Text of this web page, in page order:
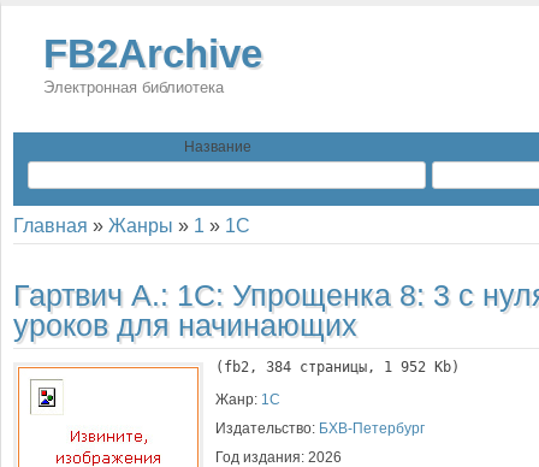
FB2Archive
Электронная библиотека
Название
Главная » Жанры » 1 » 1С
Гартвич А.: 1С: Упрощенка 8: 3 с
уроков для начинающих
( fb2, 384 страницы, 1 952 Kb)
Жанр: 1С
Издательство: БХВ-Петербург
Год издания: 2026